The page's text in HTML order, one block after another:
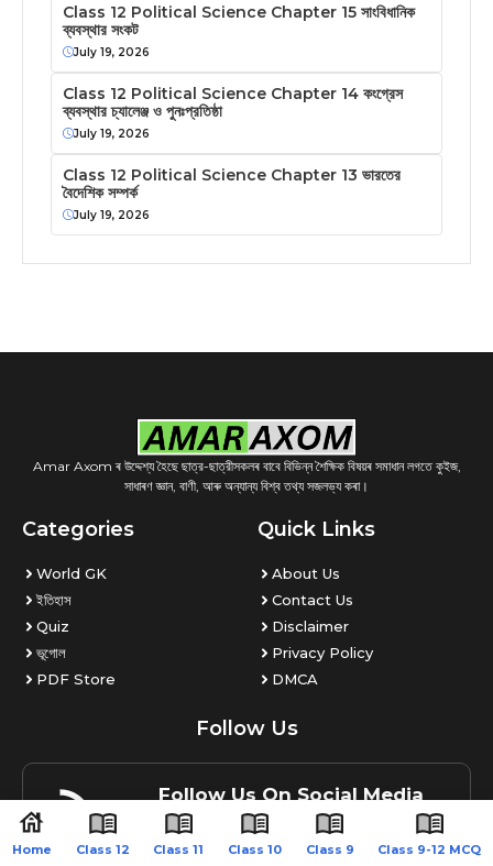
Home Class 12 Class 11 Class 10 Class 9 Class 9-12 MCQ
Class 12 Political Science Chapter 15 সাংবিধানিক
ব্যবস্থার সংকট
July 19, 2026
Class 12 Political Science Chapter 14 কংগ্রেস
ব্যবস্থার চ্যালেঞ্জ ও পুনঃপ্রতিষ্ঠা
July 19, 2026
Class 12 Political Science Chapter 13 ভারতের
বৈদেশিক সম্পর্ক
July 19, 2026
Amar Axom ৰ উদ্দেশ্য হৈছে ছাত্র-ছাত্রীসকলৰ বাবে বিভিন্ন শৈক্ষিক বিষয়ৰ সমাধান লগতে কুইজ,
সাধাৰণ জ্ঞান, বাণী, আৰু অন্যান্য বিশ্ব তথ্য সজলভ্য কৰা।
Categories
World GK
ইতিহাস
Quiz
ভূগোল
PDF Store
Quick Links
About Us
Contact Us
Disclaimer
Privacy Policy
DMCA
Follow Us
Follow Us On Social Media
Get Latest Update On Social Media